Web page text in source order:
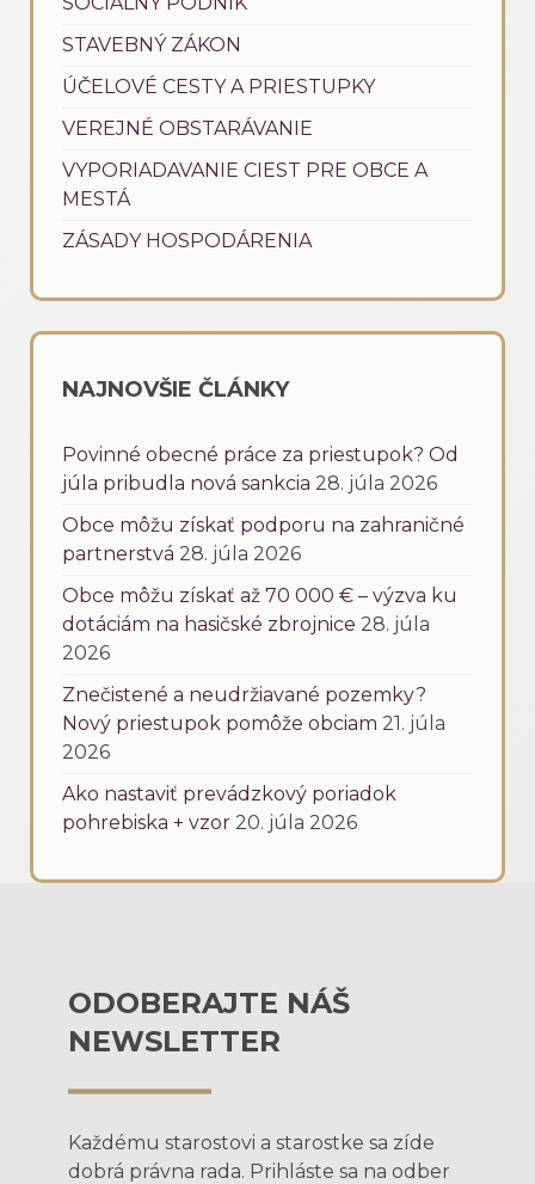
STAVEBNÝ ZÁKON
ÚČELOVÉ CESTY A PRIESTUPKY
VEREJNÉ OBSTARÁVANIE
VYPORIADAVANIE CIEST PRE OBCE A
MESTÁ
ZÁSADY HOSPODÁRENIA
NAJNOVŠIE ČLÁNKY
Povinné obecné práce za priestupok? Od
júla pribudla nová sankcia 28. júla 2026
Obce môžu získať podporu na zahraničné
partnerstvá 28. júla 2026
Obce môžu získať až 70 000 € – výzva ku
dotáciám na hasičské zbrojnice 28. júla
2026
Znečistené a neudržiavané pozemky?
Nový priestupok pomôže obciam 21. júla
2026
Ako nastaviť prevádzkový poriadok
pohrebiska + vzor 20. júla 2026
ODOBERAJTE NÁŠ
NEWSLETTER
Každému starostovi a starostke sa zíde
dobrá právna rada. Prihláste sa na odber